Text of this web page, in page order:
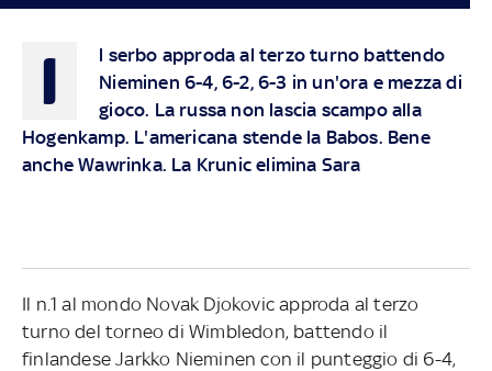
I
l serbo approda al terzo turno battendo
Nieminen 6-4, 6-2, 6-3 in un'ora e mezza di
gioco. La russa non lascia scampo alla
Hogenkamp. L'americana stende la Babos. Bene
anche Wawrinka. La Krunic elimina Sara
Il n.1 al mondo Novak Djokovic approda al terzo
turno del torneo di Wimbledon, battendo il
finlandese Jarkko Nieminen con il punteggio di 6-4,